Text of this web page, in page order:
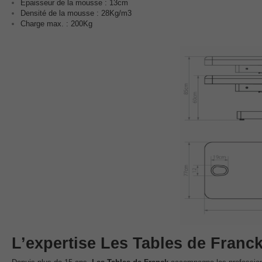
Epaisseur de la mousse : 13cm
Densité de la mousse : 28Kg/m3
Charge max. : 200Kg
L’expertise Les Tables de